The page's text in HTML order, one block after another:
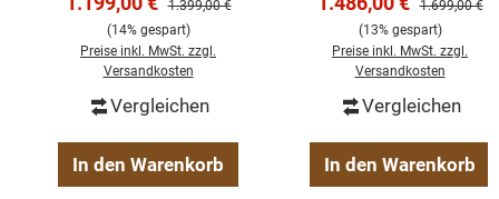
bei wohnpalast.de
Material:
Teakholz (recycelt)
1.399,00 €
(14% gespart)
Preise inkl. MwSt. zzgl.
Versandkosten
Vergleichen
In den Warenkorb
Teak Massivholz
1.699,00 €
(13% gespart)
Preise inkl. MwSt. zzgl.
Versandkosten
Vergleichen
In den Warenkorb